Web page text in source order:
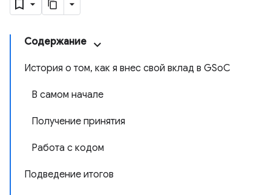
Содержание
История о том, как я внес свой вклад в GSoC
В самом начале
Получение принятия
Работа с кодом
Подведение итогов